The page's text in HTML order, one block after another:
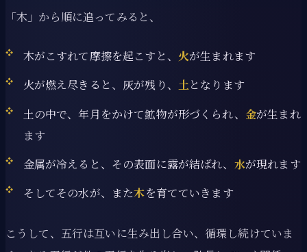
「木」から順に追ってみると、
木がこすれて摩擦を起こすと、 火が生まれます
火が燃え尽きると、灰が残り、 土となります
土の中で、年月をかけて鉱物が形づくられ、 金が生まれ
ます
金属が冷えると、その表面に露が結ばれ、 水が現れます
そしてその水が、また木を育てていきます
こうして、五行は互いに生み出し合い、循環し続けていま